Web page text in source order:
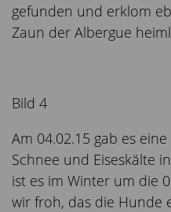
gefunden und erklom
Zaun der Albergue
Bild 4
Am 04.02.15 gab es
Schnee und Eiseskälte
ist es im Winter um die
wir froh, das die Hunde